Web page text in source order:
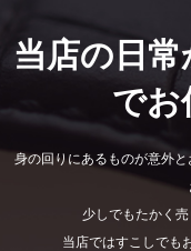
当店の日常
でお
身の回りにあるものが意外
少しでもたかく
当店ではすこしでも